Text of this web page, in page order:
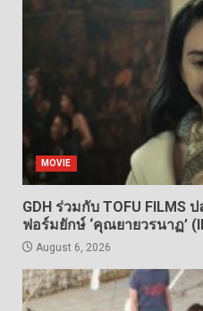
MOVIE
GDH ร่วมกับ TOFU FILMS
ฟอร์มยักษ์ ‘คุณยายวรนาฏ’
August 6, 2026